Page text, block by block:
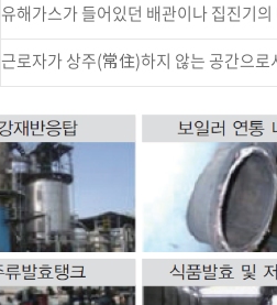
유해가스가 들어있던 배관이나 집진기의
근로자가 상주(常住)하지 않는 공간으